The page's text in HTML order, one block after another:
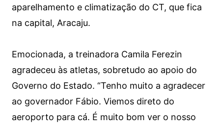
aparelhamento e climatização do CT, que fica
na capital, Aracaju.
Emocionada, a treinadora Camila Ferezin
agradeceu às atletas, sobretudo ao apoio do
Governo do Estado. “Tenho muito a agradecer
ao governador Fábio. Viemos direto do
aeroporto para cá. É muito bom ver o nosso